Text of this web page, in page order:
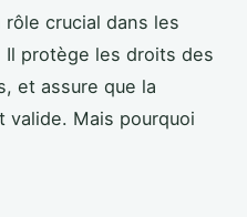
crucial dans les
protège les droits des
et assure que la
valide. Mais pourquoi